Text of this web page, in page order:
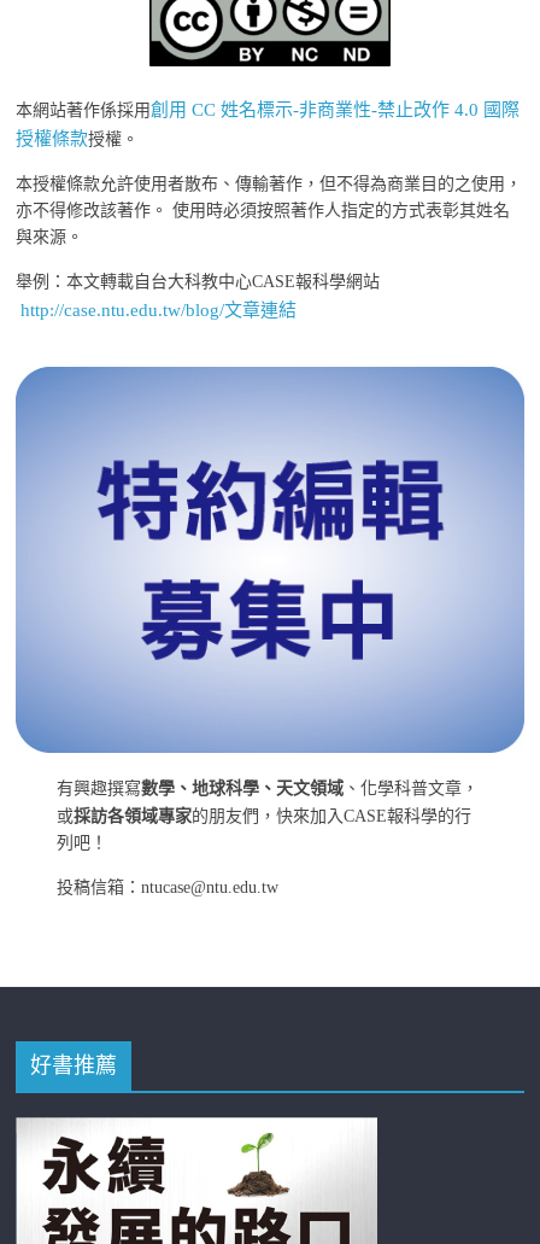
本網站著作係採用創用 CC 姓名標示-非商業性-禁止改作 4.0 國際
授權條款授權。
本授權條款允許使用者散布、傳輸著作，但不得為商業目的之使用，
亦不得修改該著作。 使用時必須按照著作人指定的方式表彰其姓名
與來源。
舉例：本文轉載自台大科教中心CASE報科學網站
http://case.ntu.edu.tw/blog/文章連結
有興趣撰寫數學、地球科學、天文領域 、化學科普文章，
或採訪各領域專家的朋友們，快來加入CASE報科學的行
列吧！
投稿信箱：ntucase@ntu.edu.tw
好書推薦